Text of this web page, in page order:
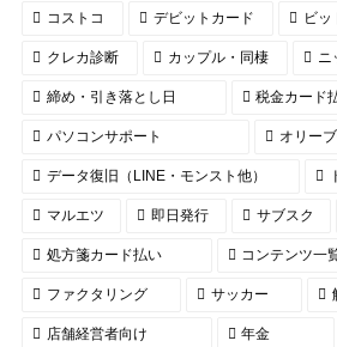
コストコ デビットカード ビッ
クレカ診断 カップル・同棲 ニ
締め・引き落とし日 税金カード
パソコンサポート オリー
データ復旧（LINE・モンスト他）
マルエツ 即日発行 サブスク
処方箋カード払い コンテンツ一
ファクタリング サッカー
店舗経営者向け 年金